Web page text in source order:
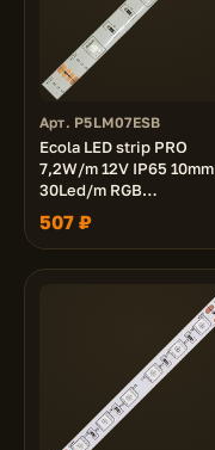
Арт. P5LM07ESB
Ecola LED strip PRO
7,2W/m 12V IP65 10mm
30Led/m RGB
разноцветная
светодиодная лента на
катушке 5м.
507 ₽